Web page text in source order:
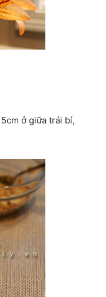
ở giữa trái bí,